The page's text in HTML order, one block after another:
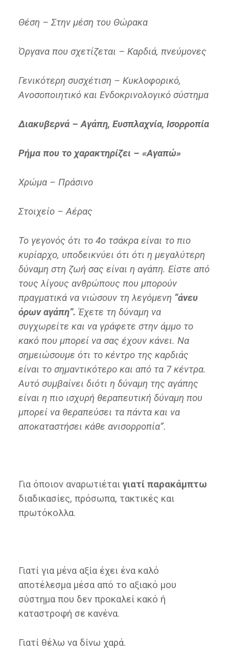
Θέση – Στην μέση του Θώρακα
Όργανα που σχετίζεται – Καρδιά, πνεύμονες
Γενικότερη συσχέτιση – Κυκλοφορικό,
Ανοσοποιητικό και Ενδοκρινολογικό σύστημα
Διακυβερνά – Αγάπη, Ευσπλαχνία, Ισορροπία
Ρήμα που το χαρακτηρίζει – «Αγαπώ»
Χρώμα – Πράσινο
Στοιχείο – Αέρας
Το γεγονός ότι το 4ο τσάκρα είναι το πιο
κυρίαρχο, υποδεικνύει ότι ότι η μεγαλύτερη
δύναμη στη ζωή σας είναι η αγάπη. Είστε από
τους λίγους ανθρώπους που μπορούν
πραγματικά να νιώσουν τη λεγόμενη “άνευ
όρων αγάπη”. Έχετε τη δύναμη να
συγχωρείτε και να γράφετε στην άμμο το
κακό που μπορεί να σας έχουν κάνει. Να
σημειώσουμε ότι το κέντρο της καρδιάς
είναι το σημαντικότερο και από τα 7 κέντρα.
Αυτό συμβαίνει διότι η δύναμη της αγάπης
είναι η πιο ισχυρή θεραπευτική δύναμη που
μπορεί να θεραπεύσει τα πάντα και να
αποκαταστήσει κάθε ανισορροπία”.
Για όποιον αναρωτιέται γιατί παρακάμπτω
διαδικασίες, πρόσωπα, τακτικές και
πρωτόκολλα.
Γιατί για μένα αξία έχει ένα καλό
αποτέλεσμα μέσα από το αξιακό μου
σύστημα που δεν προκαλεί κακό ή
καταστροφή σε κανένα.
Γιατί θέλω να δίνω χαρά.